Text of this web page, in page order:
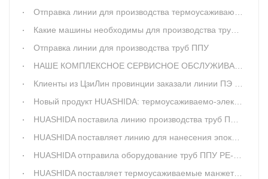
Отправка линии для производства термоусаживающейся манжеты HUASHIDA
Какие машины необходимы для производства труб в ППУ изоляции
Отправка линии для производства труб ППУ
НАШЕ КОМПЛЕКСНОЕ СЕРВИСНОЕ ОБСЛУЖИВАНИЕ
Клиенты из ЦзиЛин провинции заказали линии ПЭ трубы-оболочки
Новый продукт HUASHIDA: термоусаживаемо-электросплавленную муфту для изоляции стытов предизолированных труб
HUASHIDA поставила линию производства труб ППУ модель 1380
HUASHIDA поставляет линию для нанесения эпоксидного покрытия
HUASHIDA отправила оборудование труб ППУ PE-1860
HUASHIDA поставляет термоусаживаемые манжеты для наклонно-направленного бурения